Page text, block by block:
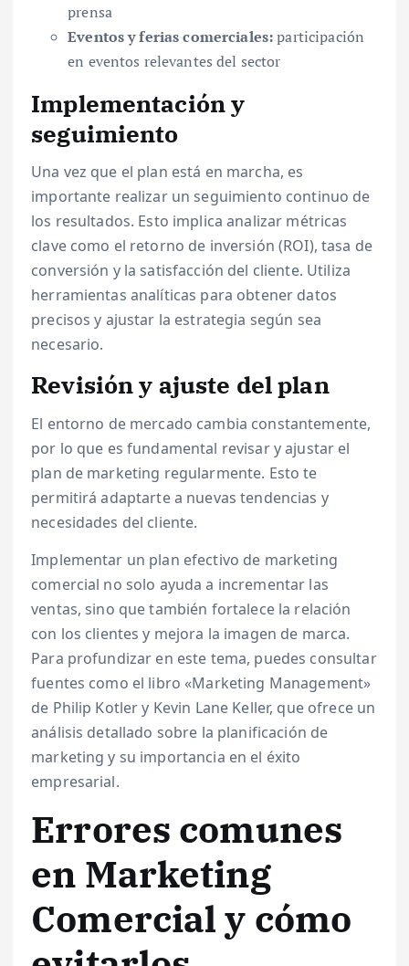
prensa
Eventos y ferias comerciales:participación
en eventos relevantes del sector
Implementación y
seguimiento
Una vez que el plan está en marcha, es
importante realizar un seguimiento continuo de
los resultados. Esto implica analizar métricas
clave como el retorno de inversión (ROI), tasa de
conversión y la satisfacción del cliente. Utiliza
herramientas analíticas para obtener datos
precisos y ajustar la estrategia según sea
necesario.
Revisión y ajuste del plan
El entorno de mercado cambia constantemente,
por lo que es fundamental revisar y ajustar el
plan de marketing regularmente. Esto te
permitirá adaptarte a nuevas tendencias y
necesidades del cliente.
Implementar un plan efectivo de marketing
comercial no solo ayuda a incrementar las
ventas, sino que también fortalece la relación
con los clientes y mejora la imagen de marca.
Para profundizar en este tema, puedes consultar
fuentes como el libro «Marketing Management»
de Philip Kotler y Kevin Lane Keller, que ofrece un
análisis detallado sobre la planificación de
marketing y su importancia en el éxito
empresarial.
Errores comunes
en Marketing
Comercial y cómo